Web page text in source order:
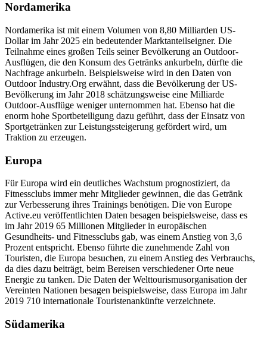
Nordamerika
Nordamerika ist mit einem Volumen von 8,80 Milliarden US-
Dollar im Jahr 2025 ein bedeutender Marktanteilseigner. Die
Teilnahme eines großen Teils seiner Bevölkerung an Outdoor-
Ausflügen, die den Konsum des Getränks ankurbeln, dürfte die
Nachfrage ankurbeln. Beispielsweise wird in den Daten von
Outdoor Industry.Org erwähnt, dass die Bevölkerung der US-
Bevölkerung im Jahr 2018 schätzungsweise eine Milliarde
Outdoor-Ausflüge weniger unternommen hat. Ebenso hat die
enorm hohe Sportbeteiligung dazu geführt, dass der Einsatz von
Sportgetränken zur Leistungssteigerung gefördert wird, um
Traktion zu erzeugen.
Europa
Für Europa wird ein deutliches Wachstum prognostiziert, da
Fitnessclubs immer mehr Mitglieder gewinnen, die das Getränk
zur Verbesserung ihres Trainings benötigen. Die von Europe
Active.eu veröffentlichten Daten besagen beispielsweise, dass es
im Jahr 2019 65 Millionen Mitglieder in europäischen
Gesundheits- und Fitnessclubs gab, was einem Anstieg von 3,6
Prozent entspricht. Ebenso führte die zunehmende Zahl von
Touristen, die Europa besuchen, zu einem Anstieg des Verbrauchs,
da dies dazu beiträgt, beim Bereisen verschiedener Orte neue
Energie zu tanken. Die Daten der Welttourismusorganisation der
Vereinten Nationen besagen beispielsweise, dass Europa im Jahr
2019 710 internationale Touristenankünfte verzeichnete.
Südamerika